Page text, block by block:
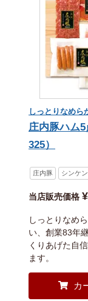
しっとりなめら
庄内豚ハム
325）
庄内豚 シンケン
当店販売価格 ¥
しっとりなめ
い、創業83年
くりあげた自
ます。
カ